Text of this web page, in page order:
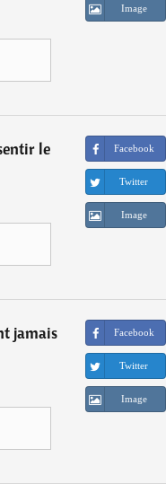
Image
le
Facebook
Twitter
Image
jamais
Facebook
Twitter
Image